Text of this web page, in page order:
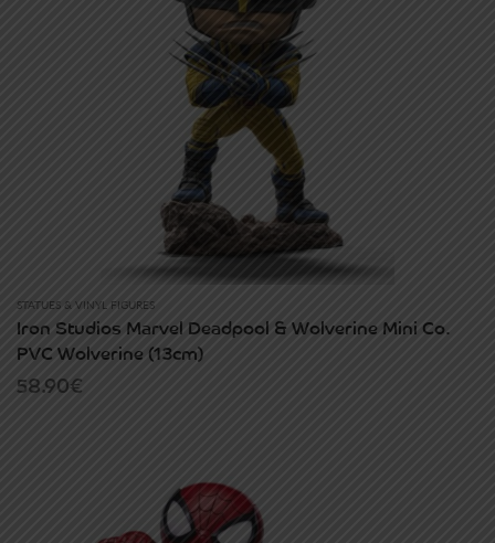
STATUES & VINYL FIGURES
Iron Studios Marvel Deadpool & Wolverine Mini Co.
PVC Wolverine (13cm)
58.90€